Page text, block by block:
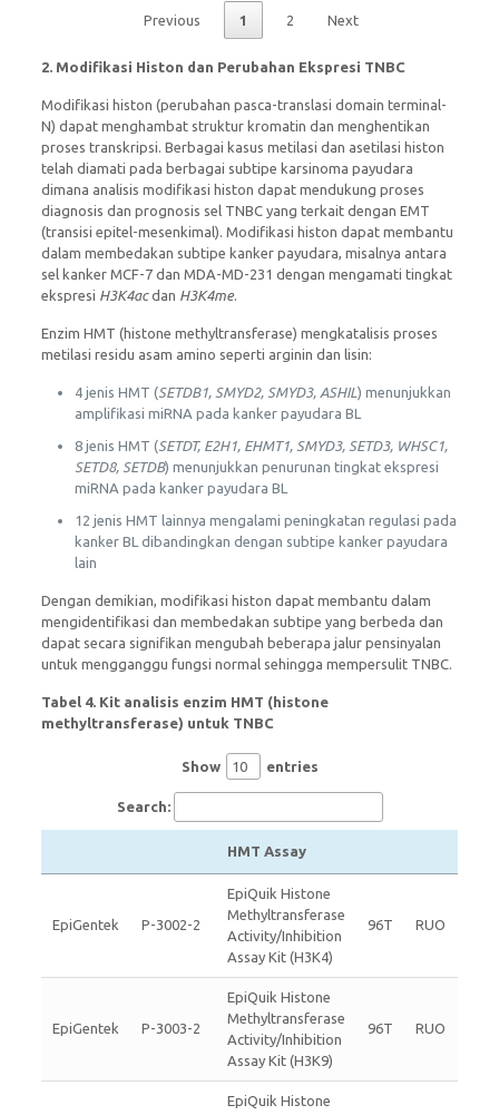
Previous 1 2 Next
2. Modifikasi Histon dan Perubahan Ekspresi TNBC
Modifikasi histon (perubahan pasca-translasi domain terminal-
N) dapat menghambat struktur kromatin dan menghentikan
proses transkripsi. Berbagai kasus metilasi dan asetilasi histon
telah diamati pada berbagai subtipe karsinoma payudara
dimana analisis modifikasi histon dapat mendukung proses
diagnosis dan prognosis sel TNBC yang terkait dengan EMT
(transisi epitel-mesenkimal). Modifikasi histon dapat membantu
dalam membedakan subtipe kanker payudara, misalnya antara
sel kanker MCF-7 dan MDA-MD-231 dengan mengamati tingkat
ekspresi H3K4acdan H3K4me.
Enzim HMT (histone methyltransferase) mengkatalisis proses
metilasi residu asam amino seperti arginin dan lisin:
4 jenis HMT (SETDB1, SMYD2, SMYD3, ASHIL) menunjukkan
amplifikasi miRNA pada kanker payudara BL
8 jenis HMT (SETDT, E2H1, EHMT1, SMYD3, SETD3, WHSC1,
SETD8, SETDB) menunjukkan penurunan tingkat ekspresi
miRNA pada kanker payudara BL
12 jenis HMT lainnya mengalami peningkatan regulasi pada
kanker BL dibandingkan dengan subtipe kanker payudara
lain
Dengan demikian, modifikasi histon dapat membantu dalam
mengidentifikasi dan membedakan subtipe yang berbeda dan
dapat secara signifikan mengubah beberapa jalur pensinyalan
untuk mengganggu fungsi normal sehingga mempersulit TNBC.
Tabel 4. Kit analisis enzim HMT (histone
methyltransferase) untuk TNBC
Show entries
Search:
HMT Assay
EpiGentek P-3002-2
EpiQuik Histone
Methyltransferase
Activity/Inhibition
Assay Kit (H3K4)
96T RUO
EpiGentek P-3003-2
EpiQuik Histone
Methyltransferase
Activity/Inhibition
Assay Kit (H3K9)
96T RUO
EpiQuik Histone